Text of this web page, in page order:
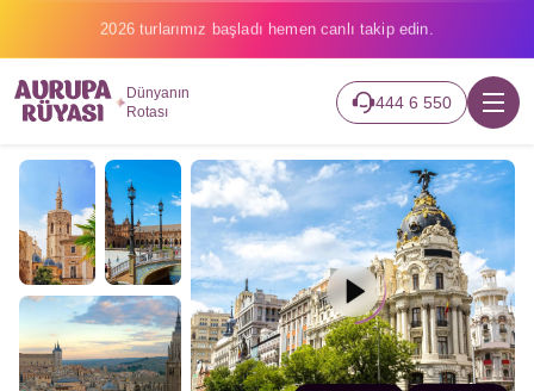
2026 turlarımız başladı hemen canlı takip edin.
Dünyanın
Rotası
444 6 550